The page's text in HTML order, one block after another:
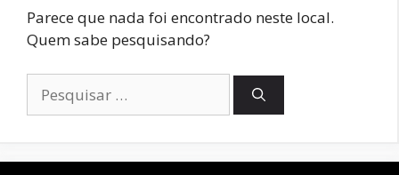
Parece que nada foi encontrado neste local.
Quem sabe pesquisando?